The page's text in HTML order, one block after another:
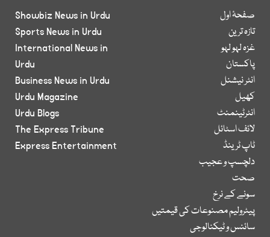
صفحۂ اول
تازہ ترین
غزہ لہو لہو
پاکستان
انٹر نیشنل
کھیل
انٹرٹینمنٹ
لائف اسٹائل
ٹاپ ٹرینڈ
دلچسپ و عجیب
صحت
سونے کے نرخ
پیٹرولیم مصنوعات کی قیمتیں
سائنس و ٹیکنالوجی
Showbiz News in Urdu
Sports News in Urdu
International News in
Urdu
Business News in Urdu
Urdu Magazine
Urdu Blogs
The Express Tribune
Express Entertainment